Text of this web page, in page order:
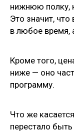
нижнюю полку,
Это значит,
в любое время,
Кроме того,
ниже — оно
программу.
Что же
перестало